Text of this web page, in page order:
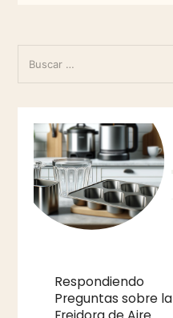
Respondiendo
Preguntas sobre la